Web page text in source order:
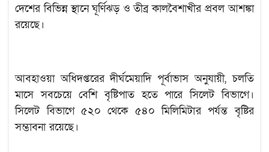
দেশের বিভিন্ন স্থানে ঘূর্ণিঝড় ও তীব্র কালবৈশাখীর প্রবল আশঙ্কা
রয়েছে।
আবহাওয়া অধিদপ্তরের দীর্ঘমেয়াদি পূর্বাভাস অনুযায়ী, চলতি
মাসে সবচেয়ে বেশি বৃষ্টিপাত হতে পারে সিলেট বিভাগে।
সিলেট বিভাগে ৫২০ থেকে ৫৪০ মিলিমিটার পর্যন্ত বৃষ্টির
সম্ভাবনা রয়েছে।